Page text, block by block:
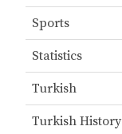
Sports
Statistics
Turkish
Turkish History